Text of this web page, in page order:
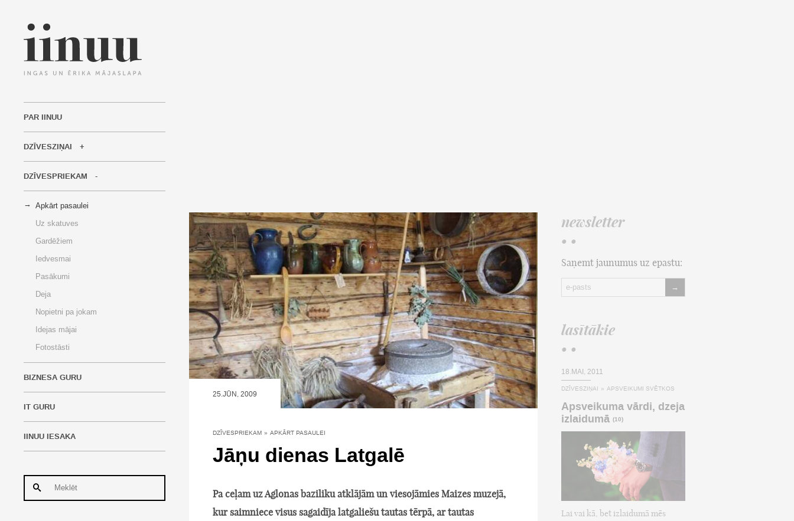
PAR IINUU
DZĪVESZIŅAI
DZĪVESPRIEKAM
Apkārt pasaulei
Uz skatuves
Gardēžiem
Iedvesmai
Pasākumi
Deja
Nopietni pa jokam
Idejas mājai
Fotostāsti
BIZNESA GURU
IT GURU
IINUU IESAKA
25.JŪN, 2009
DZĪVESPRIEKAM » APKĀRT PASAULEI
Jāņu dienas Latgalē
Pa ceļam uz Aglonas baziliku atklājām un viesojāmies Maizes muzejā,
kur saimniece visus sagaidīja latgaliešu tautas tērpā, ar tautas
newsletter
• •
Saņemt jaunumus uz epastu:
→
lasītākie
• •
18.MAI, 2011
DZĪVESZIŅAI » APSVEIKUMI SVĒTKOS
Apsveikuma vārdi, dzeja
izlaidumā (10)
Lai vai kā, bet izlaidumā mēs